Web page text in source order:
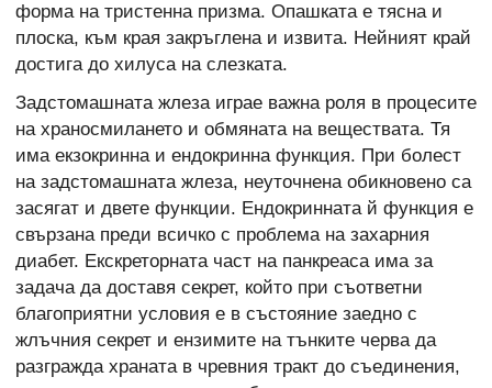
форма на тристенна призма. Опашката е тясна и
плоска, към края закръглена и извита. Нейният край
достига до хилуса на слезката.
Задстомашната жлеза играе важна роля в процесите
на храносмилането и обмяната на веществата. Тя
има екзокринна и ендокринна функция. При болест
на задстомашната жлеза, неуточнена обикновено са
засягат и двете функции. Ендокринната й функция е
свързана преди всичко с проблема на захарния
диабет. Екскреторната част на панкреаса има за
задача да доставя секрет, който при съответни
благоприятни условия е в състояние заедно с
жлъчния секрет и ензимите на тънките черва да
разгражда храната в чревния тракт до съединения,